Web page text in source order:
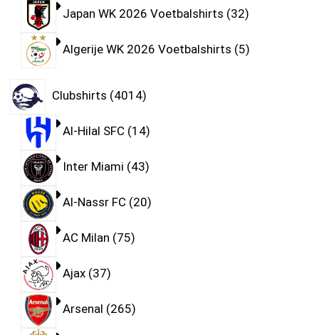
Japan WK 2026 Voetbalshirts 32
Algerije WK 2026 Voetbalshirts 5
Clubshirts 4014
Al-Hilal SFC 14
Inter Miami 43
Al-Nassr FC 20
AC Milan 75
Ajax 37
Arsenal 265